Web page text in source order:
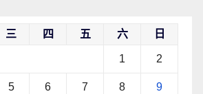
三 四 五 六 日
1 2
5 6 7 8 9